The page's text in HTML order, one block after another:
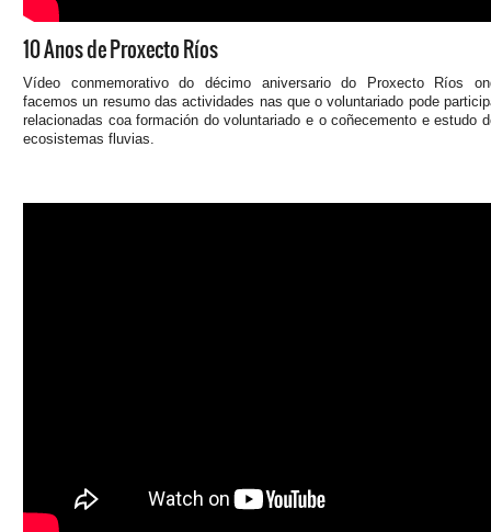
10 Anos de Proxecto Ríos
Vídeo conmemorativo do décimo aniversario do Proxecto Ríos
facemos un resumo das actividades nas que o voluntariado pode
relacionadas coa formación do voluntariado e o coñecemento e estudo
ecosistemas fluvias.